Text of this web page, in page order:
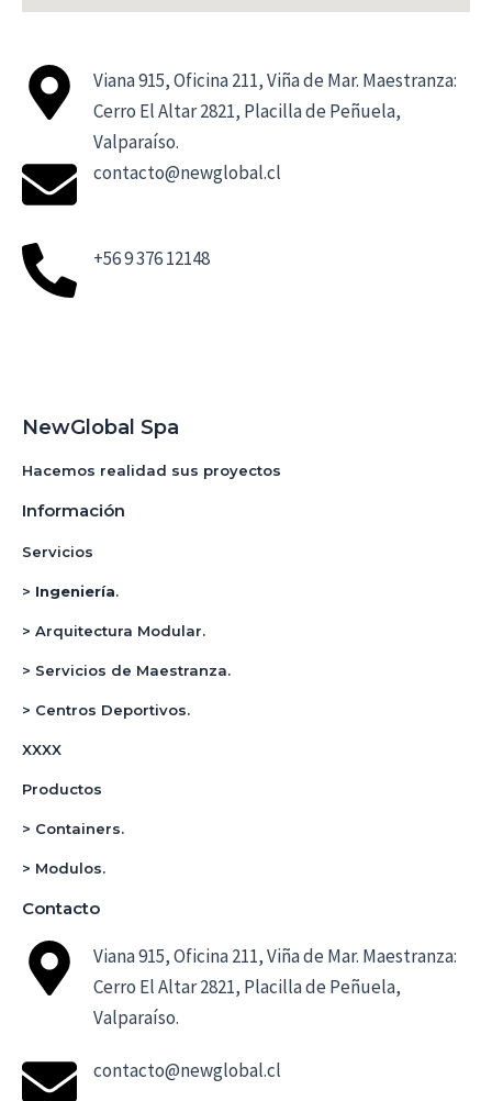
Viana 915, Oficina 211, Viña de Mar. Maestranza:
Cerro El Altar 2821, Placilla de Peñuela,
Valparaíso.
contacto@newglobal.cl
+56 9 376 12148
NewGlobal Spa
Hacemos realidad sus proyectos
Información
Servicios
> Ingeniería.
> Arquitectura Modular.
> Servicios de Maestranza.
> Centros Deportivos.
XXXX
Productos
> Containers.
> Modulos.
Contacto
Viana 915, Oficina 211, Viña de Mar. Maestranza:
Cerro El Altar 2821, Placilla de Peñuela,
Valparaíso.
contacto@newglobal.cl